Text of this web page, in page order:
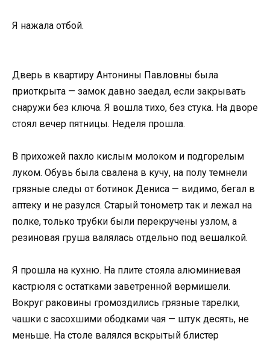
Я нажала отбой.
Дверь в квартиру Антонины Павловны была
приоткрыта — замок давно заедал, если закрывать
снаружи без ключа. Я вошла тихо, без стука. На дворе
стоял вечер пятницы. Неделя прошла.
В прихожей пахло кислым молоком и подгорелым
луком. Обувь была свалена в кучу, на полу темнели
грязные следы от ботинок Дениса — видимо, бегал в
аптеку и не разулся. Старый тонометр так и лежал на
полке, только трубки были перекручены узлом, а
резиновая груша валялась отдельно под вешалкой.
Я прошла на кухню. На плите стояла алюминиевая
кастрюля с остатками заветренной вермишели.
Вокруг раковины громоздились грязные тарелки,
чашки с засохшими ободками чая — штук десять, не
меньше. На столе валялся вскрытый блистер